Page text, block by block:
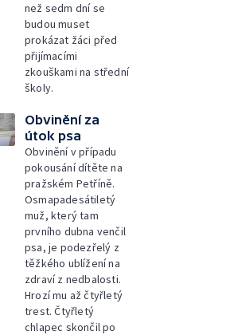
než sedm dní se
budou muset
prokázat žáci před
přijímacími
zkouškami na střední
školy.
Obvinění za
útok psa
Obvinění v případu
pokousání dítěte na
pražském Petříně.
Osmapadesátiletý
muž, který tam
prvního dubna venčil
psa, je podezřelý z
těžkého ublížení na
zdraví z nedbalosti.
Hrozí mu až čtyřletý
trest. Čtyřletý
chlapec skončil po